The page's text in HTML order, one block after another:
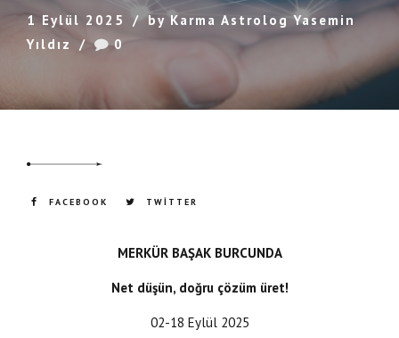
1 Eylül 2025
by Karma Astrolog Yasemin
Yıldız
0
FACEBOOK TWITTER
MERKÜR BAŞAK BURCUNDA
Net düşün, doğru çözüm üret!
02-18 Eylül 2025